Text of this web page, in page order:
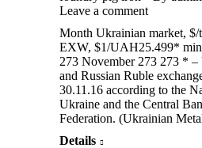
Leave a comment
Month Ukrainian market,
EXW, $1/UAH25.499*
273 November 273 273 *
and Russian Ruble
30.11.16 according to the
Ukraine and the Central
Federation. (Ukrainian
Details